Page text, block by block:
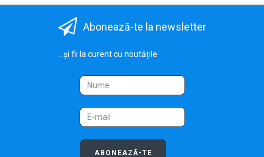
Abonează-te la newsletter
...și fii la curent cu noutățile
ABONEAZĂ-TE